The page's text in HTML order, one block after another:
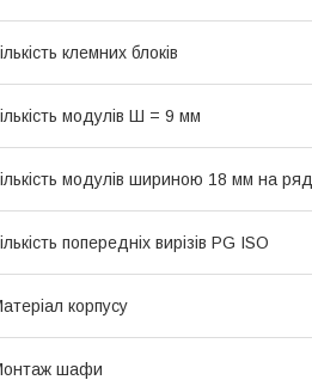
клемних блоків
модулів Ш = 9 мм
модулів шириною 18 мм на ряд
попередніх вирізів PG ISO
корпусу
шафи